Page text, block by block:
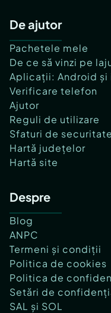
De ajutor
Pachetele mele
De ce să vinzi pe
Aplicații: Android și
Verificare telefon
Ajutor
Reguli de utilizare
Sfaturi de securitate
Hartă județelor
Hartă site
Despre
Blog
ANPC
Termeni și condiții
Politica de cookies
Politica de
Setări de
SAL și SOL